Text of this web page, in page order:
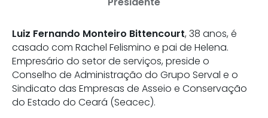
Luiz Fernando Monteiro Bittencourt, 38 anos, é
casado com Rachel Felismino e pai de Helena.
Empresário do setor de serviços, preside o
Conselho de Administração do Grupo Serval e o
Sindicato das Empresas de Asseio e Conservação
do Estado do Ceará (Seacec).